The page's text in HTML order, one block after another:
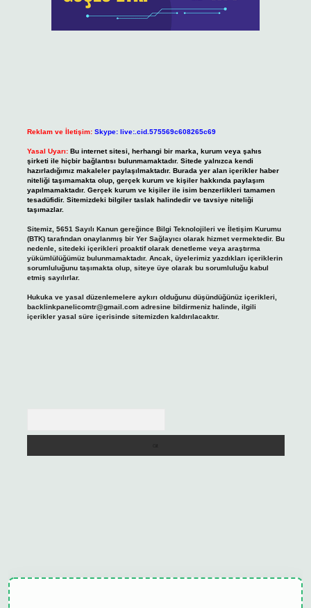
Reklam ve İletişim: Skype: live:.cid.575569c608265c69
Yasal Uyarı: Bu internet sitesi, herhangi bir marka, kurum veya şahıs
şirketi ile hiçbir bağlantısı bulunmamaktadır. Sitede yalnızca kendi
hazırladığımız makaleler paylaşılmaktadır. Burada yer alan içerikler haber
niteliği taşımamakta olup, gerçek kurum ve kişiler hakkında paylaşım
yapılmamaktadır. Gerçek kurum ve kişiler ile isim benzerlikleri tamamen
tesadüfidir. Sitemizdeki bilgiler taslak halindedir ve tavsiye niteliği
taşımazlar.
Sitemiz, 5651 Sayılı Kanun gereğince Bilgi Teknolojileri ve İletişim Kurumu
(BTK) tarafından onaylanmış bir Yer Sağlayıcı olarak hizmet vermektedir. Bu
nedenle, sitedeki içerikleri proaktif olarak denetleme veya araştırma
yükümlülüğümüz bulunmamaktadır. Ancak, üyelerimiz yazdıkları içeriklerin
sorumluluğunu taşımakta olup, siteye üye olarak bu sorumluluğu kabul
etmiş sayılırlar.
Hukuka ve yasal düzenlemelere aykırı olduğunu düşündüğünüz içerikleri,
backlinkpanelicomtr@gmail.comadresine bildirmeniz halinde, ilgili
içerikler yasal süre içerisinde sitemizden kaldırılacaktır.